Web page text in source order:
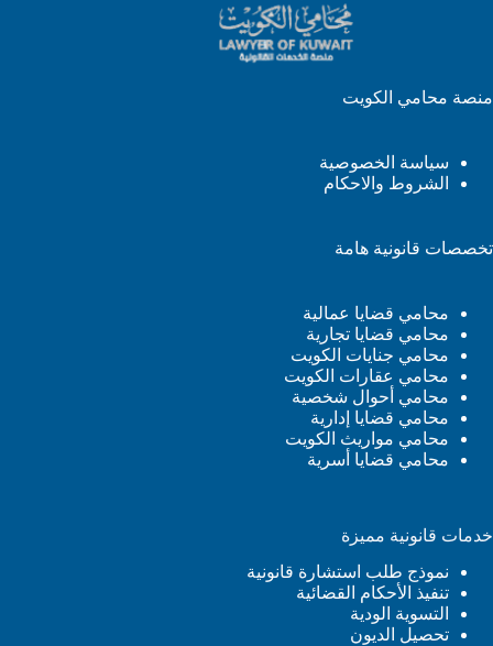
منصة محامي الكويت
سياسة الخصوصية
الشروط والاحكام
تخصصات قانونية هامة
محامي قضايا عمالية
محامي قضايا تجارية
محامي جنايات الكويت
محامي عقارات الكويت
محامي أحوال شخصية
محامي قضايا إدارية
محامي مواريث الكويت
محامي قضايا أسرية
خدمات قانونية مميزة
نموذج طلب استشارة قانونية
تنفيذ الأحكام القضائية
التسوية الودية
تحصيل الديون